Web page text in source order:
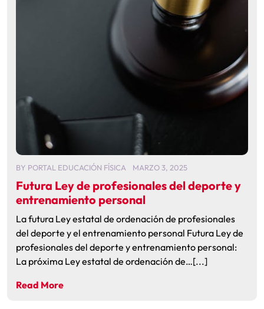
BY PORTAL EDUCACIÓN FÍSICA MARZO 3, 2025
Futura Ley de profesionales del deporte y
entrenamiento personal
La futura Ley estatal de ordenación de profesionales
del deporte y el entrenamiento personal Futura Ley de
profesionales del deporte y entrenamiento personal:
La próxima Ley estatal de ordenación de…[...]
Read More